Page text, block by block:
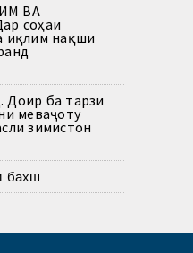
ВА
соҳаи
иқлим нақши
ба тарзи
меваҷоту
зимистон
бахш